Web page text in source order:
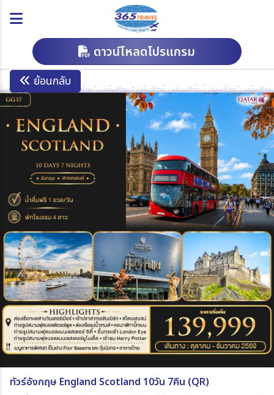
ดาวน์โหลดโปรแกรม
ย้อนกลับ
ทัวร์อังกฤษ England Scotland 10วัน 7คืน (QR)